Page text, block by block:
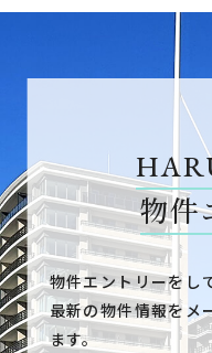
物件
物件エントリーをし
最新の物件情報をメ
ます。